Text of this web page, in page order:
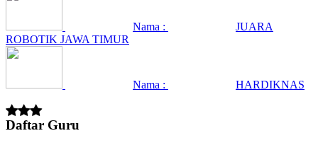
Nama :
JUARA
ROBOTIK JAWA TIMUR
Nama : HARDIKNAS
Daftar Guru